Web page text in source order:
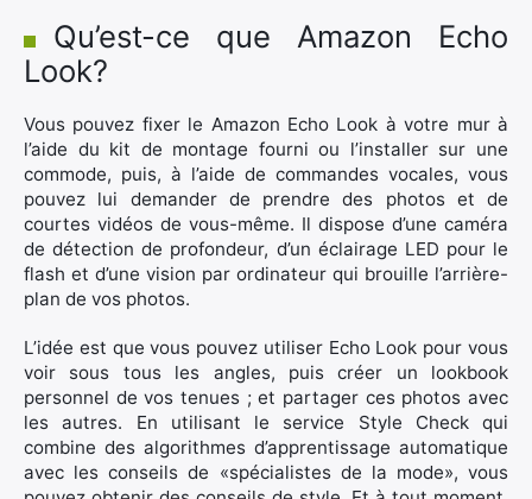
Qu’est-ce que Amazon Echo
Look?
Vous pouvez fixer le Amazon Echo Look à votre mur à
l’aide du kit de montage fourni ou l’installer sur une
commode, puis, à l’aide de commandes vocales, vous
pouvez lui demander de prendre des photos et de
courtes vidéos de vous-même. Il dispose d’une caméra
de détection de profondeur, d’un éclairage LED pour le
flash et d’une vision par ordinateur qui brouille l’arrière-
plan de vos photos.
L’idée est que vous pouvez utiliser Echo Look pour vous
voir sous tous les angles, puis créer un lookbook
personnel de vos tenues ; et partager ces photos avec
les autres. En utilisant le service Style Check qui
combine des algorithmes d’apprentissage automatique
avec les conseils de «spécialistes de la mode», vous